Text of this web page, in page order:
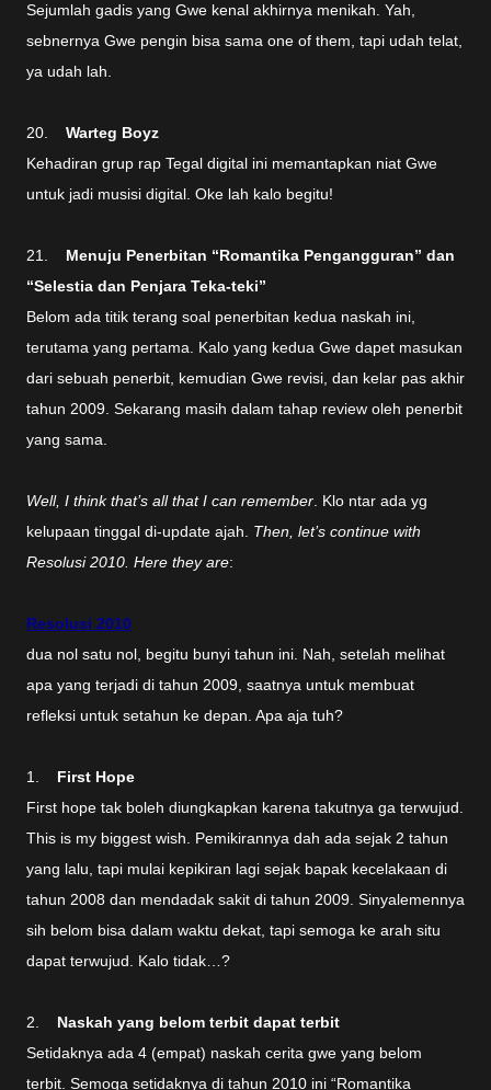
Sejumlah gadis yang Gwe kenal akhirnya menikah. Yah,
sebnernya Gwe pengin bisa sama one of them, tapi udah telat,
ya udah lah.
20. Warteg Boyz
Kehadiran grup rap Tegal digital ini memantapkan niat Gwe
untuk jadi musisi digital. Oke lah kalo begitu!
21. Menuju Penerbitan “Romantika Pengangguran” dan
“Selestia dan Penjara Teka-teki”
Belom ada titik terang soal penerbitan kedua naskah ini,
terutama yang pertama. Kalo yang kedua Gwe dapet masukan
dari sebuah penerbit, kemudian Gwe revisi, dan kelar pas akhir
tahun 2009. Sekarang masih dalam tahap review oleh penerbit
yang sama.
Well, I think that’s all that I can remember . Klo ntar ada yg
kelupaan tinggal di-update ajah. Then, let’s continue with
Resolusi 2010. Here they are:
Resolusi 2010
dua nol satu nol, begitu bunyi tahun ini. Nah, setelah melihat
apa yang terjadi di tahun 2009, saatnya untuk membuat
refleksi untuk setahun ke depan. Apa aja tuh?
1. First Hope
First hope tak boleh diungkapkan karena takutnya ga terwujud.
This is my biggest wish. Pemikirannya dah ada sejak 2 tahun
yang lalu, tapi mulai kepikiran lagi sejak bapak kecelakaan di
tahun 2008 dan mendadak sakit di tahun 2009. Sinyalemennya
sih belom bisa dalam waktu dekat, tapi semoga ke arah situ
dapat terwujud. Kalo tidak…?
2. Naskah yang belom terbit dapat terbit
Setidaknya ada 4 (empat) naskah cerita gwe yang belom
terbit. Semoga setidaknya di tahun 2010 ini “Romantika